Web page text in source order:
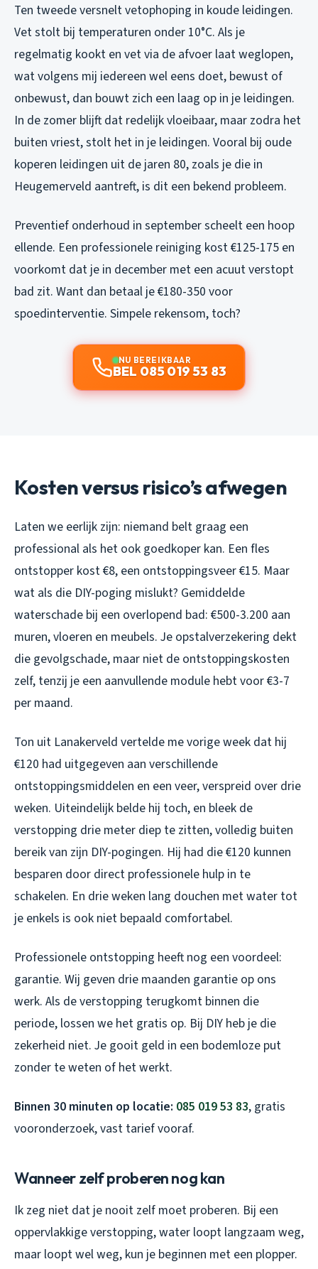
Ten tweede versnelt vetophoping in koude leidingen.
Vet stolt bij temperaturen onder 10°C. Als je
regelmatig kookt en vet via de afvoer laat weglopen,
wat volgens mij iedereen wel eens doet, bewust of
onbewust, dan bouwt zich een laag op in je leidingen.
In de zomer blijft dat redelijk vloeibaar, maar zodra het
buiten vriest, stolt het in je leidingen. Vooral bij oude
koperen leidingen uit de jaren 80, zoals je die in
Heugemerveld aantreft, is dit een bekend probleem.
Preventief onderhoud in september scheelt een hoop
ellende. Een professionele reiniging kost €125-175 en
voorkomt dat je in december met een acuut verstopt
bad zit. Want dan betaal je €180-350 voor
spoedinterventie. Simpele rekensom, toch?
NU BEREIKBAAR
BEL 085 019 53 83
Kosten versus risico’s afwegen
Laten we eerlijk zijn: niemand belt graag een
professional als het ook goedkoper kan. Een fles
ontstopper kost €8, een ontstoppingsveer €15. Maar
wat als die DIY-poging mislukt? Gemiddelde
waterschade bij een overlopend bad: €500-3.200 aan
muren, vloeren en meubels. Je opstalverzekering dekt
die gevolgschade, maar niet de ontstoppingskosten
zelf, tenzij je een aanvullende module hebt voor €3-7
per maand.
Ton uit Lanakerveld vertelde me vorige week dat hij
€120 had uitgegeven aan verschillende
ontstoppingsmiddelen en een veer, verspreid over drie
weken. Uiteindelijk belde hij toch, en bleek de
verstopping drie meter diep te zitten, volledig buiten
bereik van zijn DIY-pogingen. Hij had die €120 kunnen
besparen door direct professionele hulp in te
schakelen. En drie weken lang douchen met water tot
je enkels is ook niet bepaald comfortabel.
Professionele ontstopping heeft nog een voordeel:
garantie. Wij geven drie maanden garantie op ons
werk. Als de verstopping terugkomt binnen die
periode, lossen we het gratis op. Bij DIY heb je die
zekerheid niet. Je gooit geld in een bodemloze put
zonder te weten of het werkt.
Binnen 30 minuten op locatie: 085 019 53 83, gratis
vooronderzoek, vast tarief vooraf.
Wanneer zelf proberen nog kan
Ik zeg niet dat je nooit zelf moet proberen. Bij een
oppervlakkige verstopping, water loopt langzaam weg,
maar loopt wel weg, kun je beginnen met een plopper.